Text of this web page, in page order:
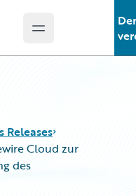
Open main menu
Releases
Cloud zur
des